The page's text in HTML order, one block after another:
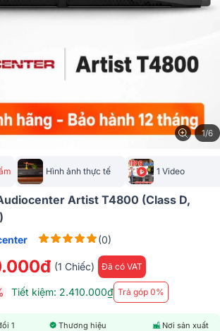
1/6
Hình ảnh thực tế 1 Video
Artist T4800 (Class D,
(0)
(1 Chiếc) Đã có VAT
Tiết kiệm: 2.410.000₫ Trả góp 0%
1 Thương hiệu Nơi sản xuất